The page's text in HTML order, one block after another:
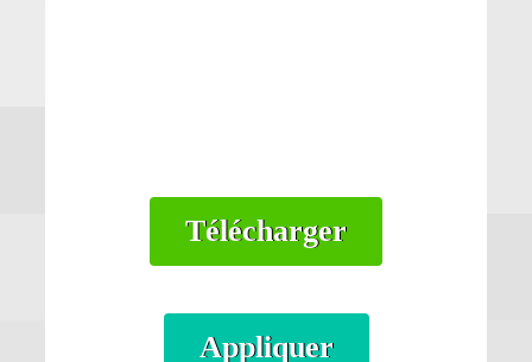
Télécharger
Appliquer